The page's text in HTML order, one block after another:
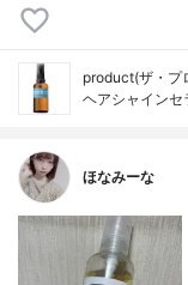
product(ザ・プ
ヘアシャインセ
ほなみーな